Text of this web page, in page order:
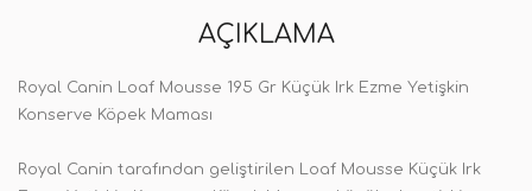
AÇIKLAMA
Royal Canin Loaf Mousse 195 Gr Küçük Irk Ezme Yetişkin
Konserve Köpek Maması
Royal Canin tarafından geliştirilen Loaf Mousse Küçük Irk